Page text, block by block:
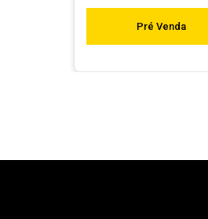
Pré Venda